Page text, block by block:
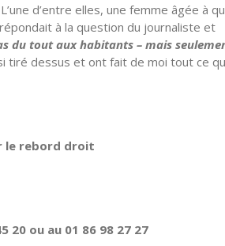
d’entre elles, une femme âgée à
à la question du journaliste et
du tout aux habitants – mais
tiré dessus et ont fait de moi tout ce
le rebord droit
20 ou au 01 86 98 27 27